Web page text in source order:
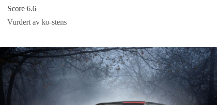
Score 6.6
Vurdert av ko-stens